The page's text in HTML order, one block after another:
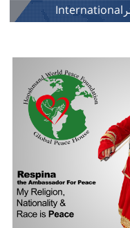
برگزاری کنفرانس بین المللی صلح و هنرInternational